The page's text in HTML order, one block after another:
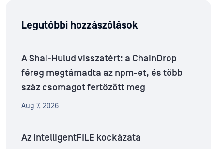
Legutóbbi hozzászólások
A Shai-Hulud visszatért: a ChainDrop
féreg megtámadta az npm-et, és több
száz csomagot fertőzött meg
Aug 7, 2026
Az IntelligentFILE kockázata